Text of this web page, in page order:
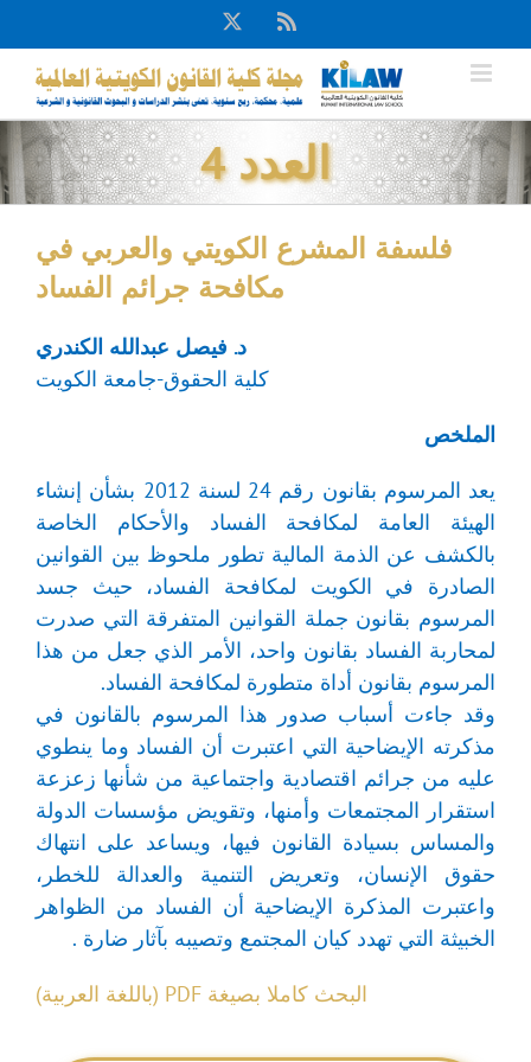
to
content
Rss
X
العدد 4
فلسفة المشرع الكويتي والعربي في
مكافحة جرائم الفساد
د. فيصل عبدالله الكندري
كلية الحقوق-جامعة الكويت
الملخص
يعد المرسوم بقانون رقم 24 لسنة 2012 بشأن إنشاء
الهيئة العامة لمكافحة الفساد والأحكام الخاصة
بالكشف عن الذمة المالية تطور ملحوظ بين القوانين
الصادرة في الكويت لمكافحة الفساد، حيث جسد
المرسوم بقانون جملة القوانين المتفرقة التي صدرت
لمحاربة الفساد بقانون واحد، الأمر الذي جعل من هذا
المرسوم بقانون أداة متطورة لمكافحة الفساد.
وقد جاءت أسباب صدور هذا المرسوم بالقانون في
مذكرته الإيضاحية التي اعتبرت أن الفساد وما ينطوي
عليه من جرائم اقتصادية واجتماعية من شأنها زعزعة
استقرار المجتمعات وأمنها، وتقويض مؤسسات الدولة
والمساس بسيادة القانون فيها، ويساعد على انتهاك
حقوق الإنسان، وتعريض التنمية والعدالة للخطر،
واعتبرت المذكرة الإيضاحية أن الفساد من الظواهر
الخبيثة التي تهدد كيان المجتمع وتصيبه بآثار ضارة .
البحث كاملا بصيغة PDF (باللغة العربية)